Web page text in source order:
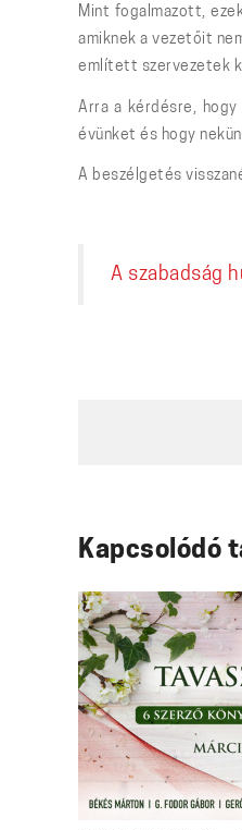
Mint fogalmazott,
amiknek a vezetőit
említett szervezetek
Arra a kérdésre,
évünket és hogy
A beszélgetés
A szabadság
Kapcsolódó